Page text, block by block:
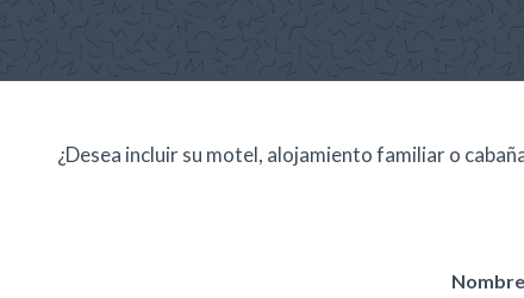
¿Desea incluir su motel, alojamiento familiar o
Nombre